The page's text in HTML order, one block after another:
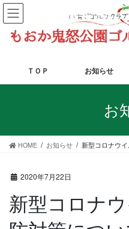
コ
ン
移
ナ
ビ
ン
ＴＯＰ お知らせ
お
HOME お知らせ 新型コロナウ
2020年7月22日
新型コロナ